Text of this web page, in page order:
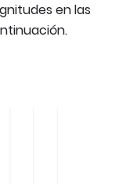
en las